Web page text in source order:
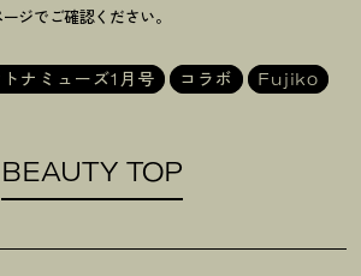
ジでご確認ください。
ナミューズ1月号 コラボ Fujiko
BEAUTY TOP